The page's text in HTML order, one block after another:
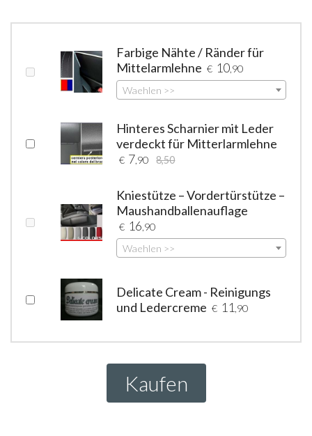
Farbige Nähte / Ränder für
Mittelarmlehne € 10 ,90
Waehlen >>
Hinteres Scharnier mit Leder
verdeckt für Mitterlarmlehne
€ 7 ,90 8,50
Kniestütze – Vordertürstütze –
Maushandballenauflage
€ 16 ,90
Waehlen >>
Delicate Cream - Reinigungs
und Ledercreme € 11 ,90
Kaufen